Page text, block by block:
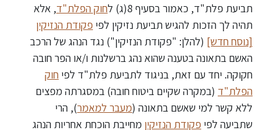
תביעת פלת"ד, כאמור בסעיף 8(ג) ל
חוק הפלת"ד, אלא
תהיה לך הזכות להגיש תביעת נזיקין לפי פקודת הנזיקין
[נוסח חדש] (להלן: "פקודת הנזיקין") נגד הנהג של הרכב
האשם בתאונה בטענה שהוא נהג ברשלנות ו/או הפר חובה
חקוקה. יחד עם זאת, בניגוד לתביעת פלת"ד לפי חוק
הפלת"ד (במקרה שקיים ביטוח חובה) במסגרתה מפצים
ללא קשר למי שאשם בתאונה (מעבר למאמר), הרי
שתביעה לפי פקודת הנזיקין מחייבת הוכחת אחריות הנהג